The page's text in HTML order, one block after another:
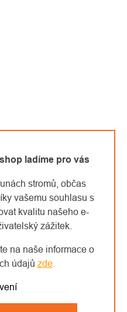
ladíme pro vás
stromů, občas
vašemu souhlasu s
kvalitu našeho e-
zážitek.
na naše informace o
údajů zde.